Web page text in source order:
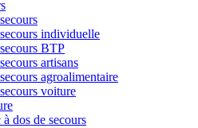
individuelle
BTP
artisans
agroalimentaire
voiture
dos de secours